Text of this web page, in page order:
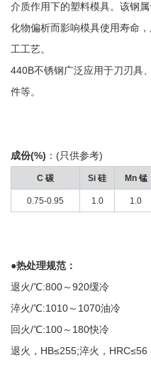
介质作用下的塑料模具。该钢
化物偏析而影响模具使用寿命
工工艺。
440B不锈钢广泛应用于刀刃具
件等。
成份(%) ： (只供参考)
C 碳 Si 硅 Mn 锰
0.75-0.95 1.0 1.0
●热处理规范：
退火/℃:800～920缓冷
淬火/℃:1010～ 1070油冷
回火/℃:100～ 180快冷
退火， HB≤255;淬火， HRC≤56